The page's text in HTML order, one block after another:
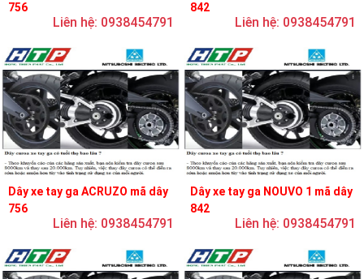
756
Liên hệ: 0938454791
842
Liên hệ: 0938454791
Dây xe tay ga ACRUZO mã dây
756
Liên hệ: 0938454791
Dây xe tay ga NOUVO 1 mã dây
842
Liên hệ: 0938454791